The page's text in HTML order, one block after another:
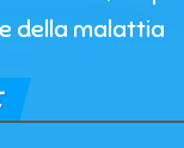
della malattia